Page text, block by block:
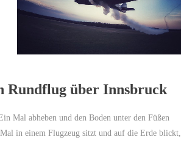
Rundflug über Innsbruck
Mal abheben und den Boden unter den Füßen
in einem Flugzeug sitzt und auf die Erde blickt,